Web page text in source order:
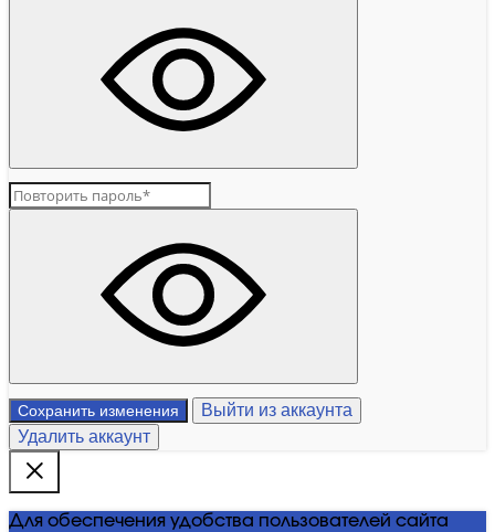
Сохранить изменения
Выйти из аккаунта
Удалить аккаунт
Для обеспечения удобства пользователей сайта